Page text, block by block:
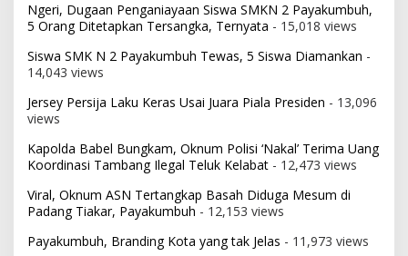
Ngeri, Dugaan Penganiayaan Siswa SMKN 2 Payakumbuh,
5 Orang Ditetapkan Tersangka, Ternyata - 15,018 views
Siswa SMK N 2 Payakumbuh Tewas, 5 Siswa Diamankan -
14,043 views
Jersey Persija Laku Keras Usai Juara Piala Presiden - 13,096
views
Kapolda Babel Bungkam, Oknum Polisi ‘Nakal’ Terima Uang
Koordinasi Tambang Ilegal Teluk Kelabat - 12,473 views
Viral, Oknum ASN Tertangkap Basah Diduga Mesum di
Padang Tiakar, Payakumbuh - 12,153 views
Payakumbuh, Branding Kota yang tak Jelas - 11,973 views